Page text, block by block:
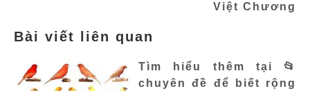
Việt Chương
Bài viết liên quan
Tìm hiểu thêm tại 📂
chuyên đề để biết rộng